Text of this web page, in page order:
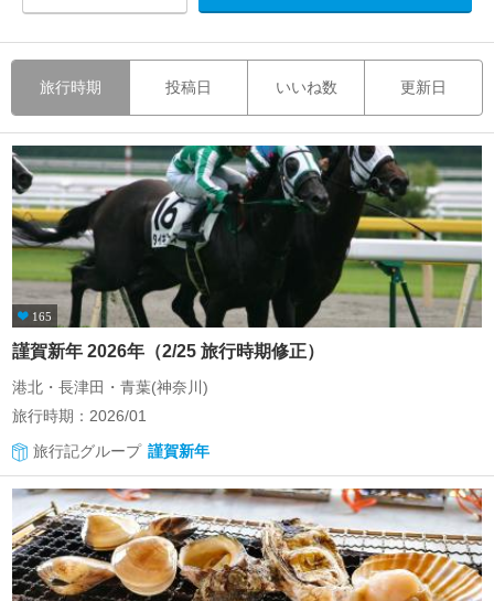
旅行時期 投稿日 いいね数 更新日
165
謹賀新年 2026年（2/25 旅行時期修正）
港北・長津田・青葉(神奈川)
旅行時期：2026/01
旅行記グループ 謹賀新年